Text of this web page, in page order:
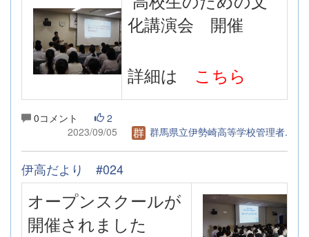
化講演会 開催
詳細は こちら
0コメント
2
2023/09/05
群馬県立伊勢崎高等学校管理者.
伊高だより #024
オープンスクールが
開催されました